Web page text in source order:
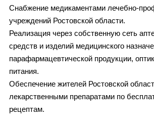
Гороскоп
Снабжение медикаментами лечебно-
учреждений Ростовской области.
Реализация через собственную сеть
средств и изделий медицинского
парафармацевтической продукции,
питания.
Обеспечение жителей Ростовской
лекарственными препаратами по
рецептам.